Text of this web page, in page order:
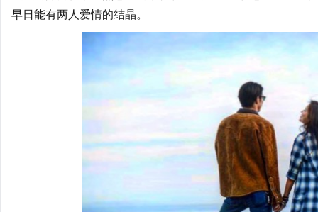
早日能有两人爱情的结晶。